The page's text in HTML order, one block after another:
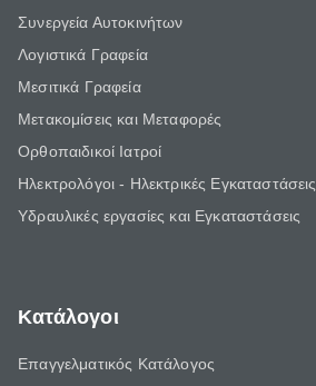
Συνεργεία Αυτοκινήτων
Λογιστικά Γραφεία
Μεσιτικά Γραφεία
Μετακομίσεις και Μεταφορές
Ορθοπαιδικοί Ιατροί
Ηλεκτρολόγοι - Ηλεκτρικές Εγκαταστάσεις
Υδραυλικές εργασίες και Εγκαταστάσεις
Κατάλογοι
Επαγγελματικός Κατάλογος